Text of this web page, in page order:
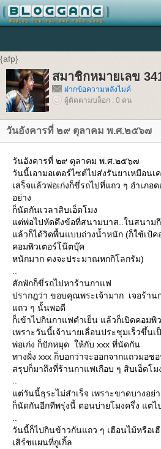
{afp}
สมาชิกหมายเลข
ฝากข้อความหลังไมค์
ผู้ติดตามบล็อก : 0 คน
วันอังคารที่ ๒๙ ตุลาคม พ.ศ.๒๕๖๗
วันอังคารที่ ๒๙ ตุลาคม พ.ศ.๒๕๖๗
วันนี้เอามอเตอร์ไซต์ไปส่งรันยาเหมือนเ
เสร็จแล้วพ่อเก่งก็ขี่รถไปที่แถว ๆ อำเภอ
อย่าง
ก็นัดกันเวลาสิบเอ็ดโมง
แต่พ่อไปหัดดึงข้อที่สนามบาส..ในสนาม
แล้วก็ได้วิดพื้นแบบถ่วงน้ำหนัก (ก็ใช้เป้ค
คอมพิวเตอร์โน๊ตบุ๊ค
หนักมาก คงจะประมาณหกกิโลกรัม)
สักพักก็ขี่รถไปหาร้านกาแฟ
ปรากฎว่า ขอบคุณพระเจ้ามาก เจอร้าน
แถว ๆ นั้นพอดี
ก็เข้าไปกินกาแฟดำเย็น แล้วก็เปิดคอมพิ
เพราะวันนี้เจ้านายเลื่อนประชุมเร็วขึ้นเ
พ่อเก่ง ก็ปักหมุด ให้กับ xxx ที่นัดกัน
ทางฝั่ง xxx ก็บอกว่าจะออกจากแถวมอ
สรุปก็มาถึงที่ร้านกาแฟเกือบ ๆ สิบเอ็ดโ
แต่วันนี้ธุระไม่สำเร็จ เพราะขาดบางอย่า
ก็นัดกันอีกทีพรุ่งนี้ ตอนบ่ายโมงครึ่ง แต่
วันนี้ก็ไปกินข้าวกันแถว ๆ เฮือนไม้หรือเฮื
เสิร์ชแผนที่กูเกิ้ล